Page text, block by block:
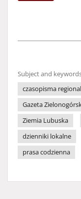
Subject and
czasopisma
Gazeta
Ziemia Lubuska
dzienniki lokalne
prasa codzienna